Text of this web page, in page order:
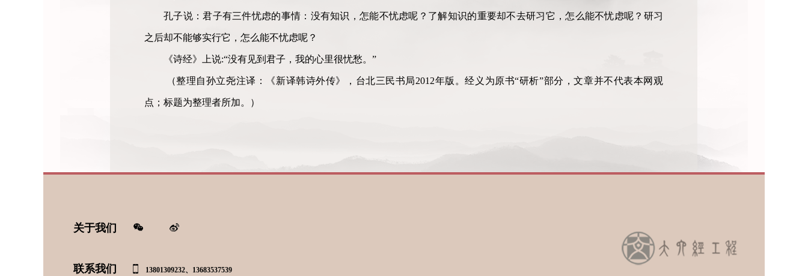
孔子说：君子有三件忧虑的事情：没有知识，怎能不忧虑呢？了解知识的重要却不去研习它，怎么能不忧虑呢？研习
之后却不能够实行它，怎么能不忧虑呢？
《诗经》上说:“没有见到君子，我的心里很忧愁。”
（整理自孙立尧注译：《新译韩诗外传》，台北三民书局2012年版。经义为原书“研析”部分，文章并不代表本网观
点；标题为整理者所加。）
关于我们
联系我们 13801309232、13683537539